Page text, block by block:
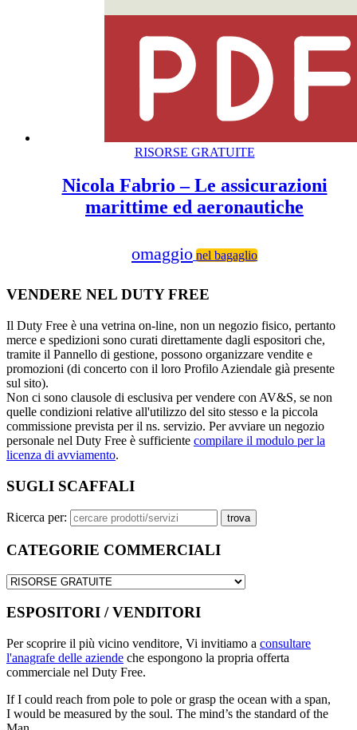
RISORSE GRATUITE
Nicola Fabrio – Le assicurazioni
marittime ed aeronautiche
omaggio nel bagaglio
VENDERE NEL DUTY FREE
Il Duty Free è una vetrina on-line, non un negozio fisico, pertanto
merce e spedizioni sono curati direttamente dagli espositori che,
tramite il Pannello di gestione, possono organizzare vendite e
promozioni (di concerto con il loro Profilo Aziendale già presente
sul sito).
Non ci sono clausole di esclusiva per vendere con AV&S, se non
quelle condizioni relative all'utilizzo del sito stesso e la piccola
commissione prevista per il ns. servizio. Per avviare un negozio
personale nel Duty Free è sufficiente compilare il modulo per la
licenza di avviamento.
SUGLI SCAFFALI
Ricerca per:
CATEGORIE COMMERCIALI
ESPOSITORI / VENDITORI
Per scoprire il più vicino venditore, Vi invitiamo a consultare
l'anagrafe delle aziende che espongono la propria offerta
commerciale nel Duty Free.
If I could reach from pole to pole or grasp the ocean with a span,
I would be measured by the soul. The mind’s the standard of the